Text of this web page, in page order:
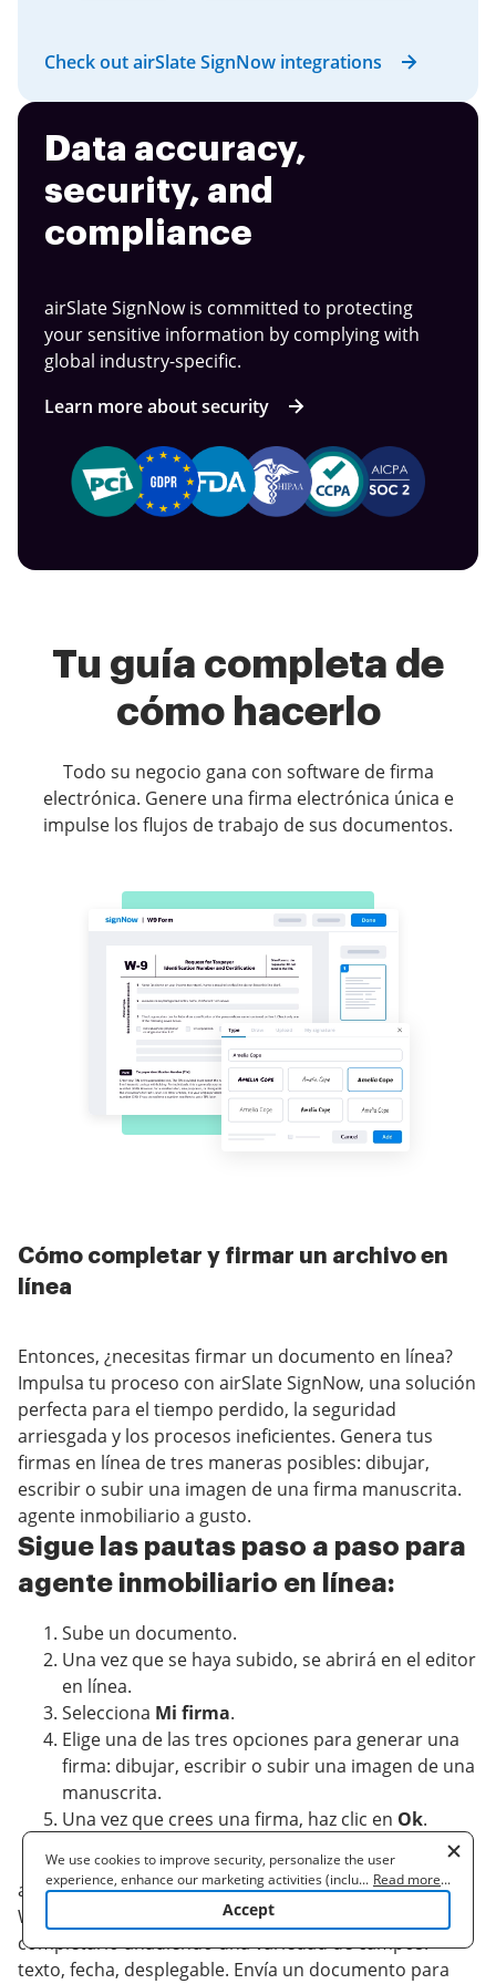
Check out airSlate SignNow integrations
Data accuracy,
security, and
compliance
airSlate SignNow is committed to protecting
your sensitive information by complying with
global industry-specific.
Learn more about security
Tu guía completa de
cómo hacerlo
Todo su negocio gana con software de firma
electrónica. Genere una firma electrónica única e
impulse los flujos de trabajo de sus documentos.
Cómo completar y firmar un archivo en
línea
Entonces, ¿necesitas firmar un documento en línea?
Impulsa tu proceso con airSlate SignNow, una solución
perfecta para el tiempo perdido, la seguridad
arriesgada y los procesos ineficientes. Genera tus
firmas en línea de tres maneras posibles: dibujar,
escribir o subir una imagen de una firma manuscrita.
agente inmobiliario a gusto.
Sigue las pautas paso a paso para
agente inmobiliario en línea:
Sube un documento.
Una vez que se haya subido, se abrirá en el editor
en línea.
Selecciona Mi firma.
Elige una de las tres opciones para generar una
firma: dibujar, escribir o subir una imagen de una
manuscrita.
Una vez que crees una firma, haz clic en Ok.
airSlate SignNow admite casi todos los formatos: PDF,
Word, etc. Además de firmar un documento, puedes
completarlo añadiendo una variedad de campos:
texto, fecha, desplegable. Envía un documento para
We use cookies to improve security, personalize the user
experience, enhance our marketing activities (including
cooperating with our 3rd party partners) and for other business
to learn more. By clicking "Accept"
... Read more...
Accept